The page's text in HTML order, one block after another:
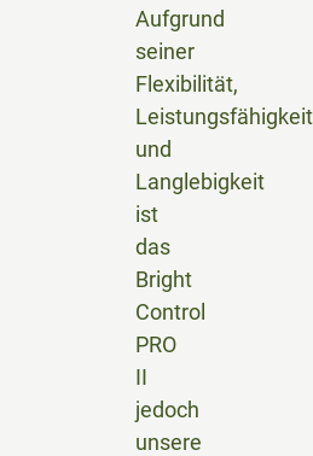
Aufgrund
seiner
Flexibilität,
Leistungsfähigkeit
und
Langlebigkeit
ist
das
Bright
Control
PRO
II
jedoch
unsere